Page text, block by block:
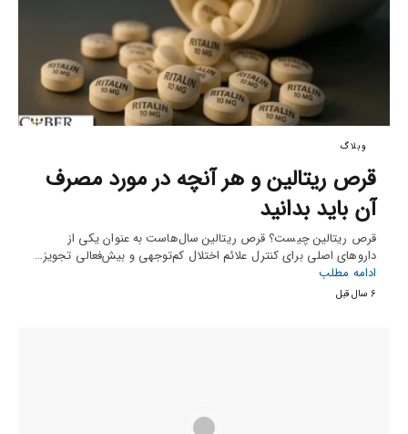
وبلاگ
قرص ریتالین و هر آنچه در مورد مصرف
آن باید بدانید
قرص ریتالین چیست؟ قرص ریتالین سال‌هاست به عنوان یکی از
داروهای اصلی برای کنترل علائم اختلال کم‌توجهی و بیش‌فعالی تجویز…
ادامه مطلب
6 سال قبل